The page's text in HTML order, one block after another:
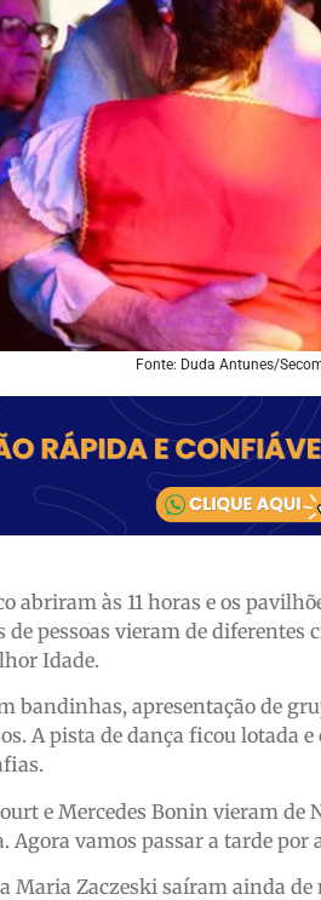
Fonte: Duda Antunes/
abriram às 11 horas e os
pessoas vieram de diferentes
Idade.
bandinhas, apresentação de
A pista de dança ficou lotada
e Mercedes Bonin vieram de
Agora vamos passar a tarde por
Maria Zaczeski saíram ainda